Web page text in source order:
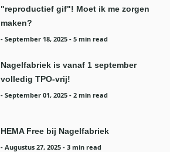
"reproductief gif"! Moet ik me zorgen
maken?
- September 18, 2025 - 5 min read
Nagelfabriek is vanaf 1 september
volledig TPO-vrij!
- September 01, 2025 - 2 min read
HEMA Free bij Nagelfabriek
- Augustus 27, 2025 - 3 min read